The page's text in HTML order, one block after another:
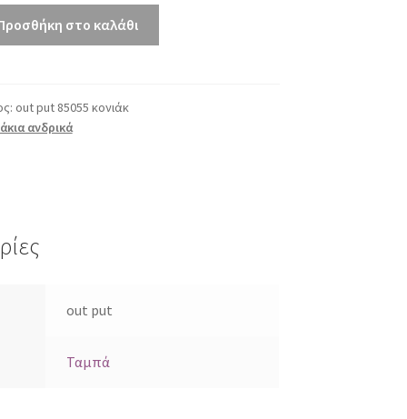
στο καλάθι
out put 85055 κονιάκ
ανδρικά
out put
Ταμπά